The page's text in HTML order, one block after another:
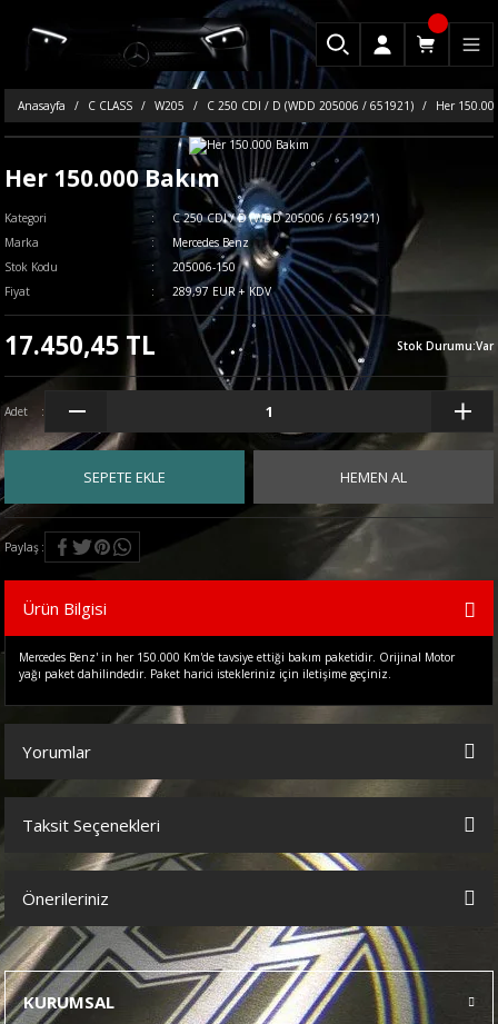
Anasayfa C CLASS W205 C 250 CDI / D (WDD 205006 / 651921) Her
Her 150.000 Bakım
Kategori
C 250 CDI / D (WDD 205006 / 651921)
Marka
Mercedes Benz
Stok Kodu
205006-150
Fiyat
289,97 EUR + KDV
17.450,45 TL Stok Durumu:Var
Adet
SEPETE EKLE HEMEN AL
Paylaş
Ürün Bilgisi
Mercedes Benz' in her 150.000 Km'de tavsiye ettiği bakım paketidir. Orijinal Motor
yağı paket dahilindedir. Paket harici istekleriniz için iletişime geçiniz.
Yorumlar
Bu ürüne ilk yorumu siz yapın!
Taksit Seçenekleri
Önerileriniz
Bu ürünün fiyat bilgisi, resim, ürün açıklamalarında ve diğer
konularda yetersiz gördüğünüz noktaları öneri formunu kullanarak
tarafımıza iletebilirsiniz.
Görüş ve önerileriniz için teşekkür ederiz.
KURUMSAL